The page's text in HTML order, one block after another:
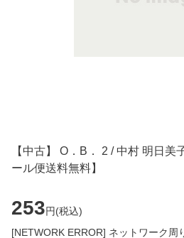
【中古】 O．B． 2 / 中村 明日美
ール便送料無料】
253円(税込)
[NETWORK ERROR] ネットワーク周